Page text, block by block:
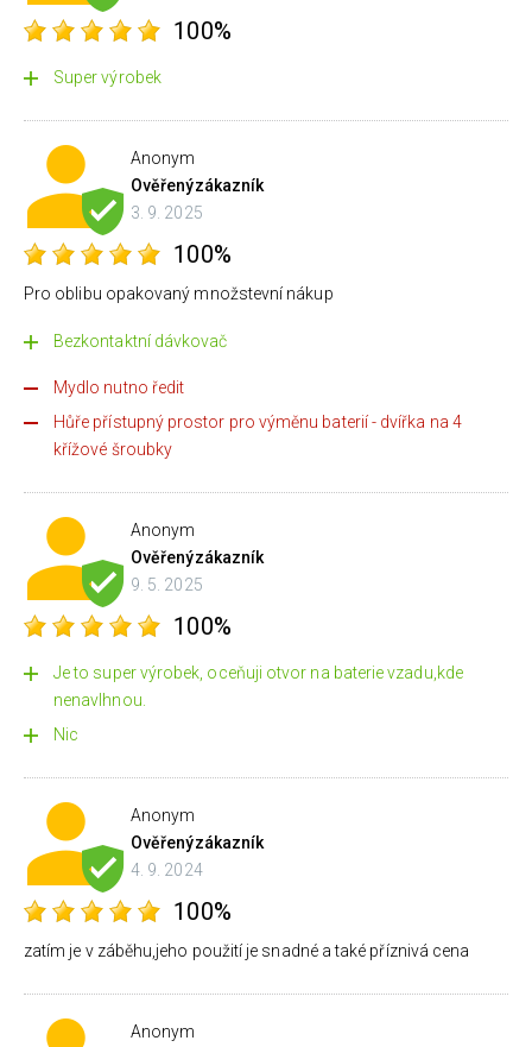
100%
Super výrobek
Anonym
Ověřenýzákazník
3. 9. 2025
100%
Pro oblibu opakovaný množstevní nákup
Bezkontaktní dávkovač
Mydlo nutno ředit
Hůře přístupný prostor pro výměnu baterií - dvířka na 4
křížové šroubky
Anonym
Ověřenýzákazník
9. 5. 2025
100%
Je to super výrobek, oceňuji otvor na baterie vzadu,kde
nenavlhnou.
Nic
Anonym
Ověřenýzákazník
4. 9. 2024
100%
zatím je v záběhu,jeho použití je snadné a také příznivá cena
Anonym